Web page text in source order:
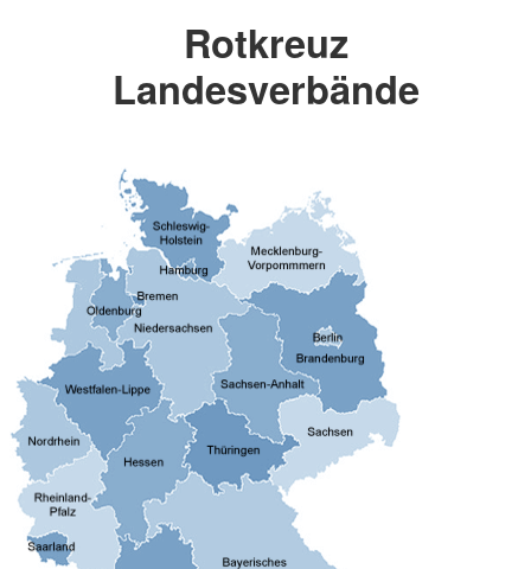
Rotkreuz
Landesverbände